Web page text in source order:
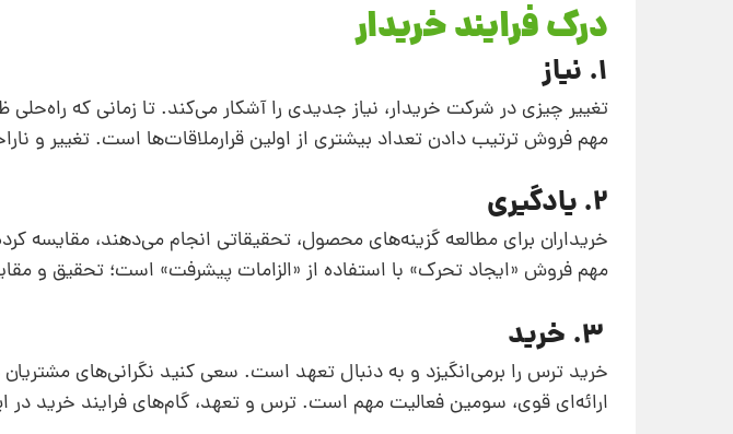
درک فرایند خریدار
1. نیاز
تغییر چیزی در شرکت خریدار، ‌نیاز جدیدی را آشکار می‌کند. تا زمانی که
مهم فروش ترتیب دادن تعداد بیشتری از اولین قرارملاقات‌ها است. تغییر و
2. یادگیری
خریداران برای مطالعه گزینه‌های محصول، تحقیقاتی انجام می‌دهند، مقایسه
مهم فروش «ایجاد تحرک» با استفاده از «الزامات پیشرفت» است؛ تحقیق و
3. خرید
خرید ترس را برمی‌انگیزد و به دنبال تعهد است. سعی کنید نگرانی‌های مشتریان
ارائه‌ای قوی، سومین فعالیت مهم است. ترس و تعهد، گام‌های فرایند خرید در